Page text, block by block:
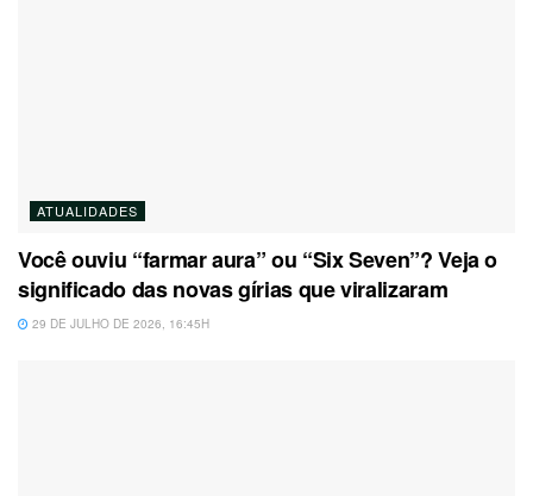
ATUALIDADES
Você ouviu “farmar aura” ou “Six Seven”? Veja o
significado das novas gírias que viralizaram
29 DE JULHO DE 2026, 16:45H